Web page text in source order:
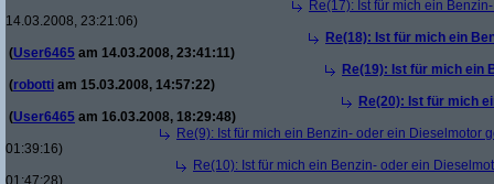
Re(17): Ist für mich ein
14.03.2008, 23:21:06)
Re(18): Ist für mich ein
(User6465 am 14.03.2008, 23:41:11)
Re(19): Ist für mich ein
(robotti am 15.03.2008, 14:57:22)
Re(20): Ist für mich
(User6465 am 16.03.2008, 18:29:48)
Re(9): Ist für mich ein Benzin- oder ein Dieselmotor
01:39:16)
Re(10): Ist für mich ein Benzin- oder ein
01:47:28)